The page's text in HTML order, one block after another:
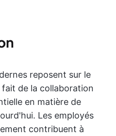
reposent sur le
de la collaboration
en matière de
Les employés
contribuent à